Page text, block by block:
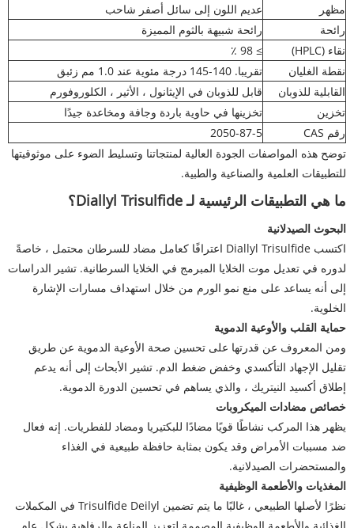
مظهر
عديم اللون إلى سائل أصفر شاحب
رائحة
رائحة شبيهة بالثوم المميزة
نقاء (HPLC)
≥ 98 ٪
نقطة الغليان
تقريبا. 140-145 درجة مئوية عند 1.0 مم زئبق
القابلية للذوبان
قابل للذوبان في الإيثانول ، الأثير ، الكلوروفورم
تخزين
تخزينها في حاوية باردة وجافة ومخاعدة جيدًا
رقم CAS
2050-87-5
توضح هذه المواصفات الجودة العالية لمنتجاتنا وتسليط الضوء على موثوقيتها
للتطبيقات العلمية والصناعية والطبية.
ما هي التطبيقات الرئيسية لـ Diallyl Trisulfide؟
البحوث الصيدلانية
اكتسب Diallyl Trisulfide اعترافًا كعامل مضاد للسرطان محتمل ، خاصةً
لدوره في تعديل موت الخلايا المبرمج في الخلايا السرطانية. تشير الدراسات
إلى أنه يساعد على منع نمو الورم من خلال استهداف مسارات الإشارة
الخلوية.
حماية القلب والأوعية الدموية
ومن المعروف عن قدرتها على تحسين صحة الأوعية الدموية عن طريق
تقليل الإجهاد التأكسدي وخفض ضغط الدم. تشير الأبحاث إلى أنه يدعم
إطلاق أكسيد النيتريك ، والذي يساهم في تحسين الدورة الدموية.
خصائص مضادات الميكروبات
يظهر هذا المركب نشاطًا قويًا مضادًا للبكتيريا ومضاد للفطريات. إنه فعال
ضد مسببات الأمراض وقد يكون بمثابة حافظة طبيعية في الغذاء
والمستحضرات الصيدلانية.
المغذيات والأطعمة الوظيفية
نظرًا لأصلها الطبيعي ، غالبًا ما يتم تضمين Trisulfide Deilyl في المكملات
الغذائية والأطعمة الوظيفية المصممة لتعزيز المناعة والرفاهية بشكل عام.